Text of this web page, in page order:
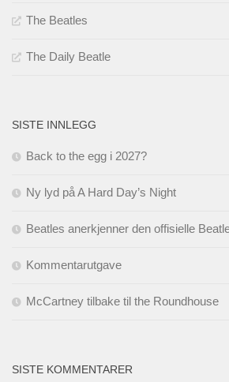
The Beatles
The Daily Beatle
SISTE INNLEGG
Back to the egg i 2027?
Ny lyd på A Hard Day’s Night
Beatles anerkjenner den offisielle
Kommentarutgave
McCartney tilbake til the Roundhouse
SISTE KOMMENTARER